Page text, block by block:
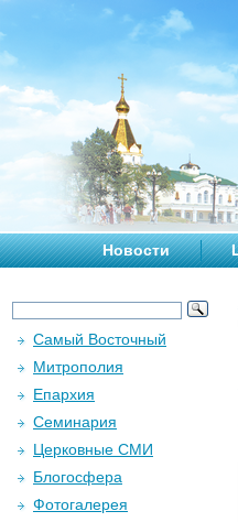
Новости
Самый Восточный
Митрополия
Епархия
Семинария
Церковные СМИ
Блогосфера
Фотогалерея